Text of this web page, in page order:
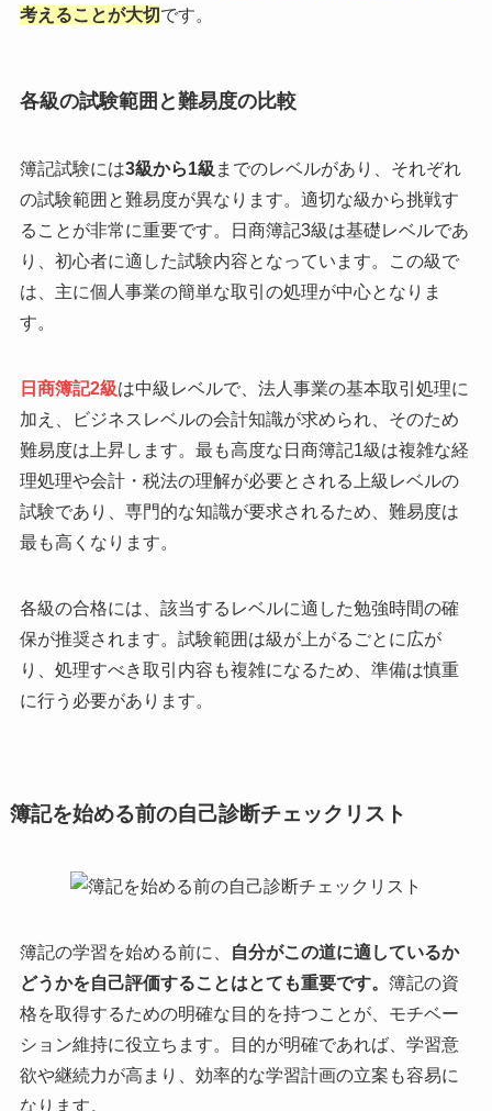
考えることが大切 です。
各級の試験範囲と難易度の比較
簿記試験には3級から1級 までのレベルがあり、それぞれ
の試験範囲と難易度が異なります。適切な級から挑戦す
ることが非常に重要です。日商簿記3級は基礎レベルであ
り、初心者に適した試験内容となっています。この級で
は、主に個人事業の簡単な取引の処理が中心となりま
す。
日商簿記2級は中級レベルで、法人事業の基本取引処理に
加え、ビジネスレベルの会計知識が求められ、そのため
難易度は上昇します。最も高度な日商簿記1級は複雑な経
理処理や会計・税法の理解が必要とされる上級レベルの
試験であり、専門的な知識が要求されるため、難易度は
最も高くなります。
各級の合格には、該当するレベルに適した勉強時間の確
保が推奨されます。試験範囲は級が上がるごとに広が
り、処理すべき取引内容も複雑になるため、準備は慎重
に行う必要があります。
簿記を始める前の自己診断チェックリスト
簿記の学習を始める前に、
自分がこの道に適しているか
どうかを自己評価することはとても重要です。 簿記の資
格を取得するための明確な目的を持つことが、モチベー
ション維持に役立ちます。目的が明確であれば、学習意
欲や継続力が高まり、効率的な学習計画の立案も容易に
なります。